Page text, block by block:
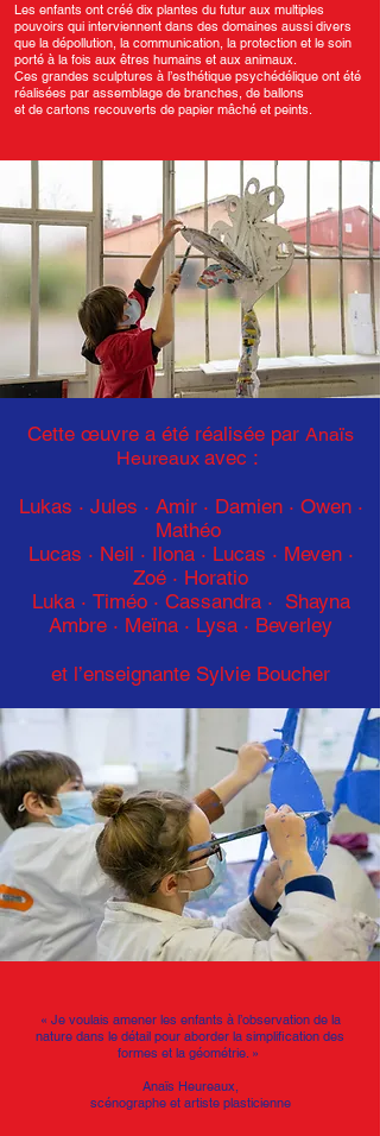
Les enfants ont créé dix plantes du futur aux multiples
pouvoirs qui interviennent dans des domaines aussi divers
que la dépollution, la communication, la protection et le soin
porté à la fois aux êtres humains et aux animaux.
Ces grandes sculptures à l’esthétique psychédélique ont été
réalisées par assemblage de branches, de ballons
et de cartons recouverts de papier mâché et peints.
Cette œuvre a été réalisée par Anaïs
Heureaux avec :
Lukas · Jules · Amir · Damien · Owen ·
Mathéo
Lucas · Neil · Ilona · Lucas · Meven ·
Zoé · Horatio
Luka · Timéo · Cassandra · Shayna
Ambre · Meïna · Lysa · Beverley
et l’enseignante Sylvie Boucher
« Je voulais amener les enfants à l’observation de la
nature dans le détail pour aborder la simplification des
formes et la géométrie. »
Anaïs Heureaux,
scénographe et artiste plasticienne